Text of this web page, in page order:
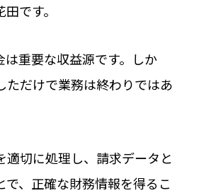
です。
は重要な収益源です。しか
ただけで業務は終わりではあ
適切に処理し、請求データと
で、正確な財務情報を得るこ